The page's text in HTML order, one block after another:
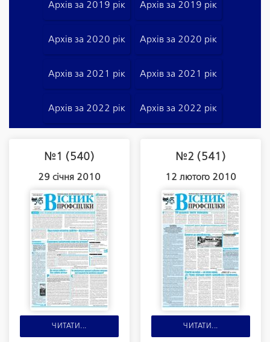
Архів за 2019 рік Архів за 2019 рік
Архів за 2020 рік Архів за 2020 рік
Архів за 2021 рік Архів за 2021 рік
Архів за 2022 рік Архів за 2022 рік
№1 (540)
29 січня 2010
ЧИТАТИ...
№2 (541)
12 лютого 2010
ЧИТАТИ...